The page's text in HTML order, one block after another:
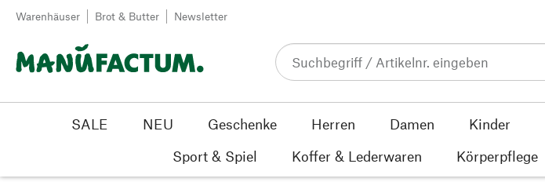
Zum Inhalt springen
Warenhäuser Brot & Butter Newsletter
SALE NEU Geschenke Herren Damen Kinder
Sport & Spiel
Koffer & Lederwaren Körperpflege